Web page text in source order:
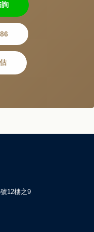
詢
12樓之9